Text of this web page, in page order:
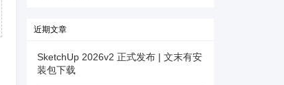
近期文章
SketchUp 2026v2 正式发布 | 文末有安
装包下载